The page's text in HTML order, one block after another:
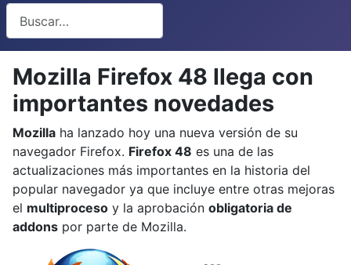
Mozilla Firefox 48 llega con
importantes novedades
Mozilla ha lanzado hoy una nueva versión de su
navegador Firefox. Firefox 48 es una de las
actualizaciones más importantes en la historia del
popular navegador ya que incluye entre otras mejoras
el multiproceso y la aprobación obligatoria de
addons por parte de Mozilla.